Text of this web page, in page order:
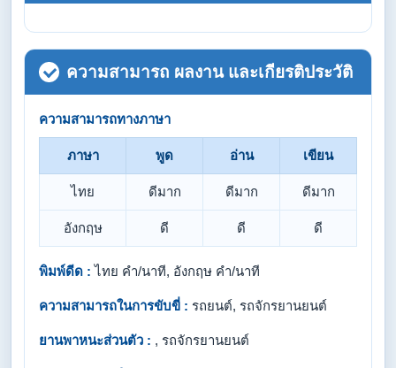
ความสามารถ ผลงาน และเกียรติประวัติ
ความสามารถทางภาษา
ภาษา พูด อ่าน เขียน
ไทย ดีมาก ดีมาก ดีมาก
อังกฤษ ดี ดี ดี
พิมพ์ดีด : ไทย คำ/นาที, อังกฤษ คำ/นาที
ความสามารถในการขับขี่ : รถยนต์, รถจักรยานยนต์
ยานพาหนะส่วนตัว : , รถจักรยานยนต์